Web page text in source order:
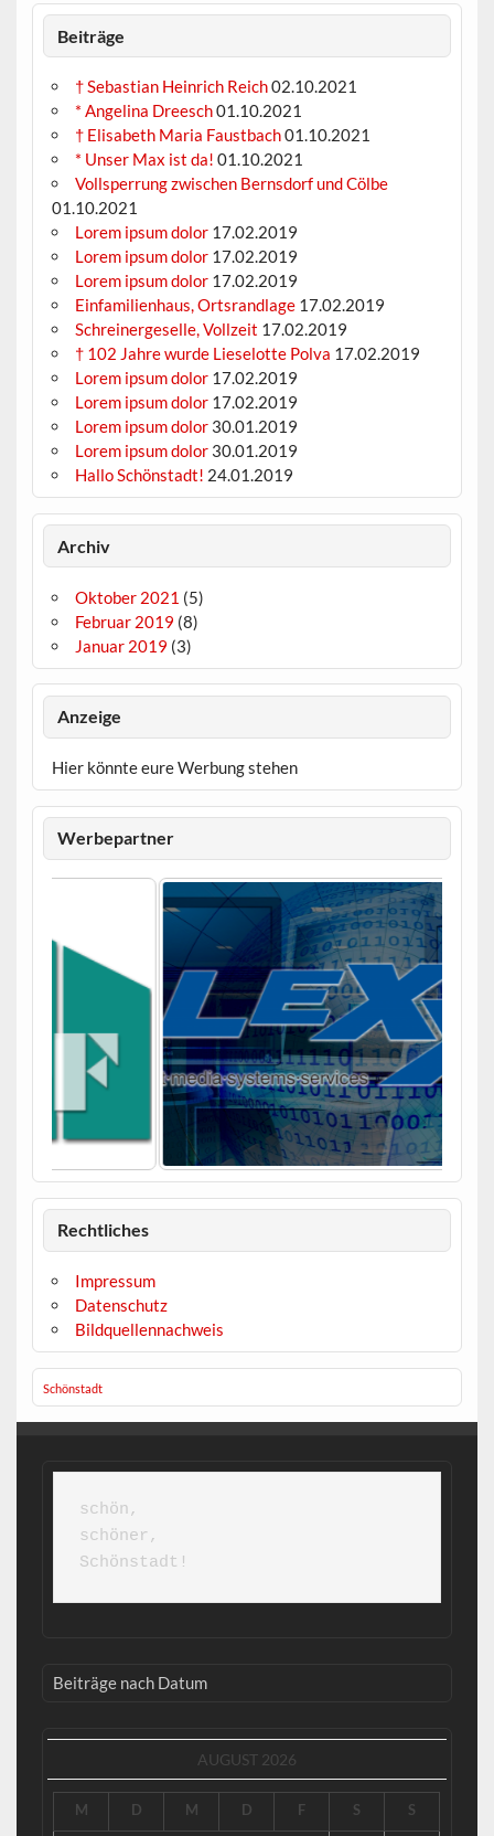
Beiträge
† Sebastian Heinrich Reich02.10.2021
* Angelina Dreesch01.10.2021
† Elisabeth Maria Faustbach01.10.2021
* Unser Max ist da! 01.10.2021
Vollsperrung zwischen Bernsdorf und Cölbe
01.10.2021
Lorem ipsum dolor 17.02.2019
Lorem ipsum dolor 17.02.2019
Lorem ipsum dolor 17.02.2019
Einfamilienhaus, Ortsrandlage 17.02.2019
Schreinergeselle, Vollzeit 17.02.2019
† 102 Jahre wurde Lieselotte Polva 17.02.2019
Lorem ipsum dolor 17.02.2019
Lorem ipsum dolor 17.02.2019
Lorem ipsum dolor 30.01.2019
Lorem ipsum dolor 30.01.2019
Hallo Schönstadt! 24.01.2019
Archiv
Oktober 2021 (5)
Februar 2019 (8)
Januar 2019 (3)
Anzeige
Hier könnte eure Werbung stehen
Werbepartner
Rechtliches
Impressum
Datenschutz
Bildquellennachweis
Schönstadt
schön,
schöner,
Schönstadt!
Beiträge nach Datum
AUGUST 2026
M D M D F S S